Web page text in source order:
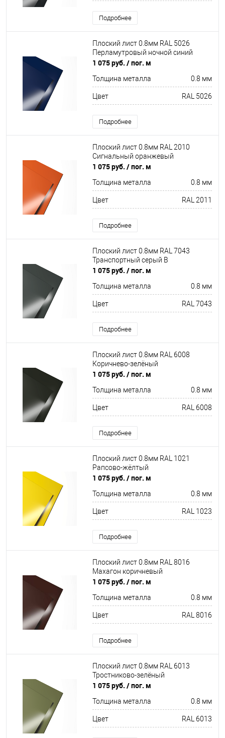
Подробнее
Плоский лист 0.8мм RAL 5026
Перламутровый ночной синий
1 075 руб. / пог. м
Толщина металла 0.8 мм
Цвет RAL 5026
Подробнее
Плоский лист 0.8мм RAL 2010
Сигнальный оранжевый
1 075 руб. / пог. м
Толщина металла 0.8 мм
Цвет RAL 2011
Подробнее
Плоский лист 0.8мм RAL 7043
Транспортный серый B
1 075 руб. / пог. м
Толщина металла 0.8 мм
Цвет RAL 7043
Подробнее
Плоский лист 0.8мм RAL 6008
Коричнево-зелёный
1 075 руб. / пог. м
Толщина металла 0.8 мм
Цвет RAL 6008
Подробнее
Плоский лист 0.8мм RAL 1021
Рапсово-жёлтый
1 075 руб. / пог. м
Толщина металла 0.8 мм
Цвет RAL 1023
Подробнее
Плоский лист 0.8мм RAL 8016
Махагон коричневый
1 075 руб. / пог. м
Толщина металла 0.8 мм
Цвет RAL 8016
Подробнее
Плоский лист 0.8мм RAL 6013
Тростниково-зелёный
1 075 руб. / пог. м
Толщина металла 0.8 мм
Цвет RAL 6013